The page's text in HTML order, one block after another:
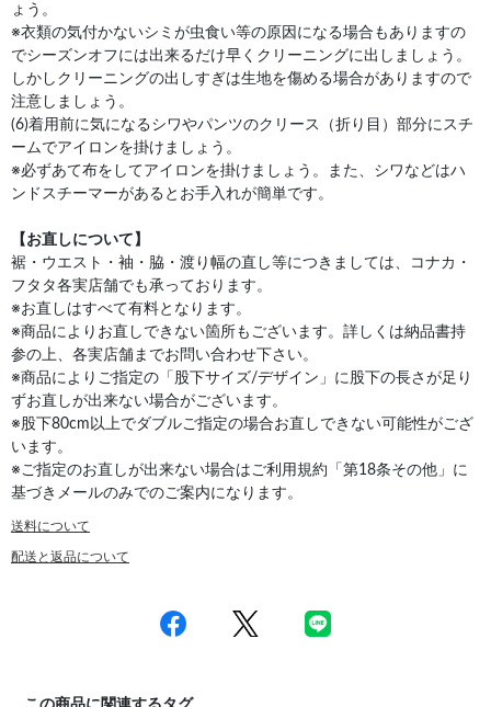
ょう。
※衣類の気付かないシミが虫食い等の原因になる場合もありますの
でシーズンオフには出来るだけ早くクリーニングに出しましょう。
しかしクリーニングの出しすぎは生地を傷める場合がありますので
注意しましょう。
(6)着用前に気になるシワやパンツのクリース（折り目）部分にスチ
ームでアイロンを掛けましょう。
※必ずあて布をしてアイロンを掛けましょう。また、シワなどはハ
ンドスチーマーがあるとお手入れが簡単です。
【お直しについて】
裾・ウエスト・袖・脇・渡り幅の直し等につきましては、コナカ・
フタタ各実店舗でも承っております。
※お直しはすべて有料となります。
※商品によりお直しできない箇所もございます。詳しくは納品書持
参の上、各実店舗までお問い合わせ下さい。
※商品によりご指定の「股下サイズ/デザイン」に股下の長さが足り
ずお直しが出来ない場合がございます。
※股下80cm以上でダブルご指定の場合お直しできない可能性がござ
います。
※ご指定のお直しが出来ない場合はご利用規約「第18条その他」に
基づきメールのみでのご案内になります。
送料について
配送と返品について